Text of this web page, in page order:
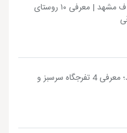
زیباترین روستاهای اطراف مشهد | معرفی ۱۰ روستای
پارک های جنگلی مشهد؛ معرفی 4 تفرجگاه سرسبز و